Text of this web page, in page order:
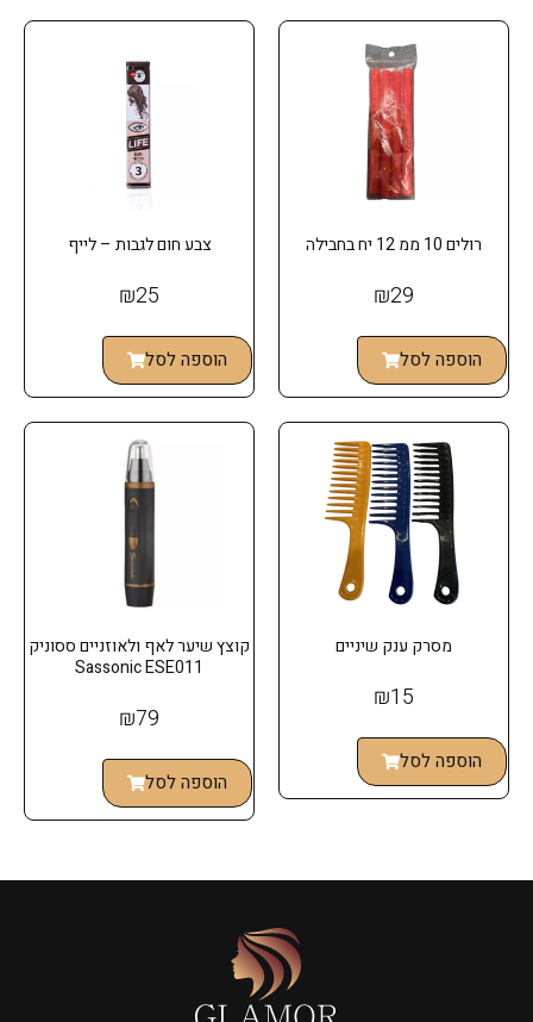
רולים 10 ממ 12 יח בחבילה
₪29
הוספה לסל
צבע חום לגבות – לייף
₪25
הוספה לסל
מסרק ענק שיניים
₪15
הוספה לסל
קוצץ שיער לאף ולאוזניים ססוניק
Sassonic ESE011
₪79
הוספה לסל